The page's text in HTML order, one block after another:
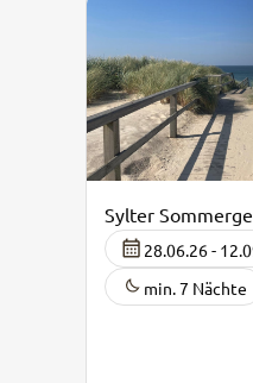
Sylter
28.06.26 -
min. 7 Nächte